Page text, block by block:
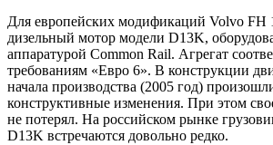
Для европейских модификаций Volvo FH
дизельный мотор модели D13K,
аппаратурой Common Rail. Агрегат
требованиям «Евро 6». В конструкции
начала производства (2005 год)
конструктивные изменения. При этом
не потерял. На российском рынке
D13K встречаются довольно редко.